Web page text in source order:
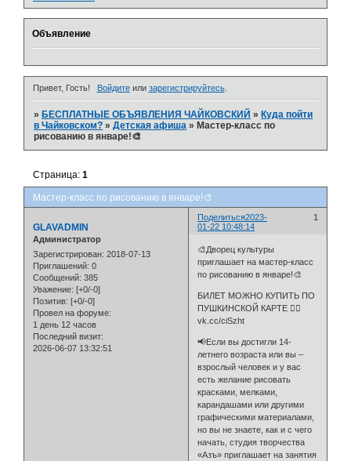
Объявление
Привет, Гость! Войдитеили зарегистрируйтесь.
» БЕСПЛАТНЫЕ ОБЪЯВЛЕНИЯ ЧАЙКОВСКИЙ » Куда пойти
в Чайковском? »Детская афиша » Мастер-класс по
рисованию в январе!🎨
Мастер-класс по рисованию в январе!🎨
Страница:1
Поделиться 1
2023-
01-22 10:48:14
GLAVADMIN
Администратор
Зарегистрирован: 2018-07-13
Приглашений: 0
Сообщений: 385
Уважение: [+0/-0]
Позитив: [+0/-0]
Провел на форуме:
1 день 12 часов
Последний визит:
2026-06-07 13:32:51
🎨Дворец культуры
приглашает на мастер-класс
по рисованию в январе!🎨
БИЛЕТ МОЖНО КУПИТЬ ПО
ПУШКИНСКОЙ КАРТЕ 👉🏻
vk.cc/ciSzht
📢Если вы достигли 14-
летнего возраста или вы –
взрослый человек и у вас
есть желание рисовать
красками, мелками,
карандашами или другими
графическими материалами,
но вы не знаете, как и с чего
начать, студия творчества
«Азъ» приглашает на занятия